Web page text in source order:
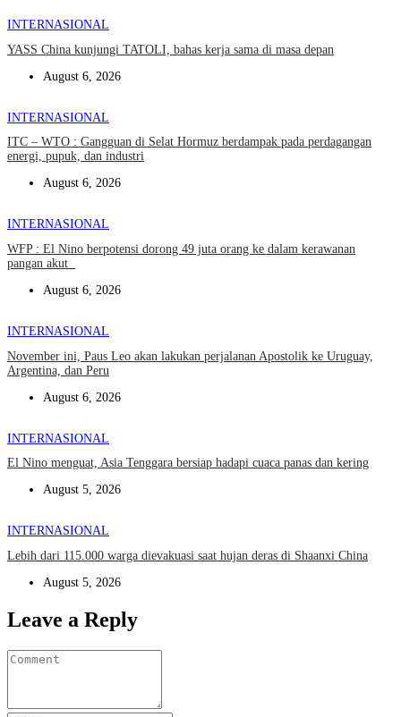
INTERNASIONAL
YASS China kunjungi TATOLI, bahas kerja sama di masa depan
August 6, 2026
INTERNASIONAL
ITC – WTO : Gangguan di Selat Hormuz berdampak pada perdagangan
energi, pupuk, dan industri
August 6, 2026
INTERNASIONAL
WFP : El Nino berpotensi dorong 49 juta orang ke dalam kerawanan
pangan akut
August 6, 2026
INTERNASIONAL
November ini, Paus Leo akan lakukan perjalanan Apostolik ke Uruguay,
Argentina, dan Peru
August 6, 2026
INTERNASIONAL
El Nino menguat, Asia Tenggara bersiap hadapi cuaca panas dan kering
August 5, 2026
INTERNASIONAL
Lebih dari 115.000 warga dievakuasi saat hujan deras di Shaanxi China
August 5, 2026
Leave a Reply